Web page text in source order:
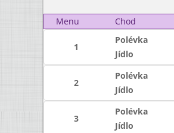
Menu
Chod
1
Polévka
Jídlo
2
Polévka
Jídlo
3
Polévka
Jídlo